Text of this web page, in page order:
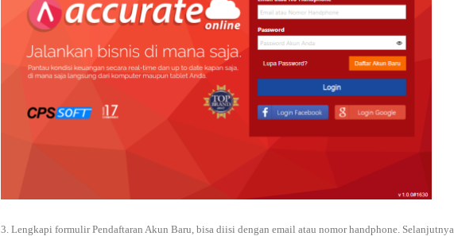
3. Lengkapi formulir Pendaftaran Akun Baru, bisa diisi dengan email atau nomor handphone. Selanjutnya